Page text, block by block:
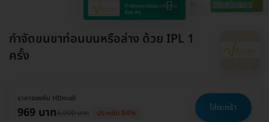
กำจัดขนขาท่อนบนหรือล่าง ด้วย IPL 1
ครั้ง
ราคาจองกับ HDmall
969 บาท6,000 บาท ประหยัด 84% ใส่ตะกร้า